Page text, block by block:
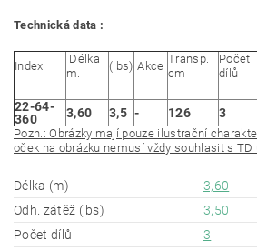
Technická data :
Index
Délka
m.
(lbs) Akce
Transp.
cm
Počet
dílů
22-64-
360
3,60 3,5 - 126 3
Pozn.: Obrázky mají pouze ilustrační
oček na obrázku nemusí vždy souhlasit s TD
Délka (m)
3,60
Odh. zátěž (lbs)
3,50
Počet dílů
3